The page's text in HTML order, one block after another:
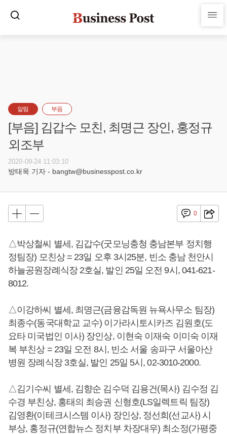
알림 부음
[부음] 김갑수 모친, 최명근 장인, 홍정규
외조부
2020-09-24 11:03:10
방태욱 기자 - bangtw@businesspost.co.kr
0
△박상철씨 별세, 김갑수(굿모닝충청 충남본부 정치행
정팀장) 모친상 = 23일 오후 3시25분, 빈소 충남 천안시
하늘공원장례식장 2호실, 발인 25일 오전 9시, 041-621-
8012.
△이강하씨 별세, 최명근(금융감독원 뉴욕사무소 팀장)
최종수(동국대학교 교수) 이가라시토시카즈 김원호(도
요타 미국법인 이사) 장인상, 이현숙 이재숙 이미숙 이재
복 부친상 = 23일 오전 8시, 빈소 서울 송파구 서울아산
병원 장례식장 3호실, 발인 25일 5시, 02-3010-2000.
△김기수씨 별세, 김향순 김수덕 김용건(목사) 김수정 김
수경 부친상, 홍태의 최승권 신형호(LS일렉트릭 팀장)
김영환(이테크시스템 이사) 장인상, 정선희(선교사) 시
부상, 홍정규(연합뉴스 정치부 차장대우) 최소정(가평중